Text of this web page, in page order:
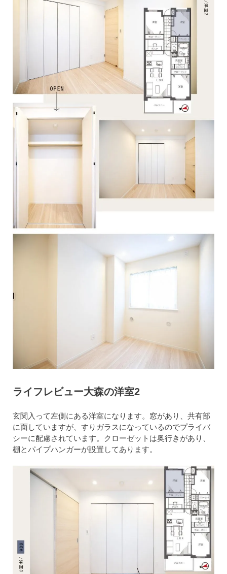
ライフレビュー大森の洋室2
玄関入って左側にある洋室になります。窓があり、共有部
に面していますが、すりガラスになっているのでプライバ
シーに配慮されています。クローゼットは奥行きがあり、
棚とパイプハンガーが設置してあります。